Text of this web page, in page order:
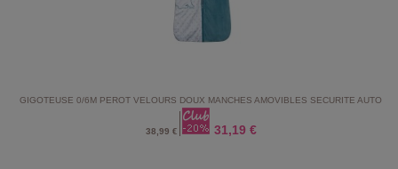
GIGOTEUSE 0/6M PEROT VELOURS DOUX MANCHES AMOVIBLES SECURITE AUTO
38,99 € 31,19 €